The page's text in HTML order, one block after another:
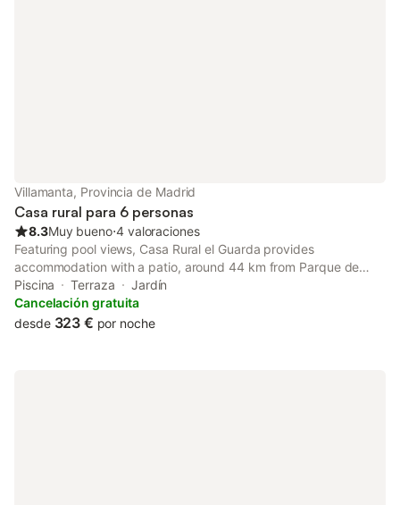
Villamanta, Provincia de Madrid
Casa rural para 6 personas
8.3Muy bueno⋅4 valoraciones
Featuring pool views, Casa Rural el Guarda provides
accommodation with a patio, around 44 km from Parque de
Atracciones de Madrid. This country house has a private pool, a
garden and free private parking.
Piscina Terraza
Jardín
Cancelación gratuita
desde 323 € por noche